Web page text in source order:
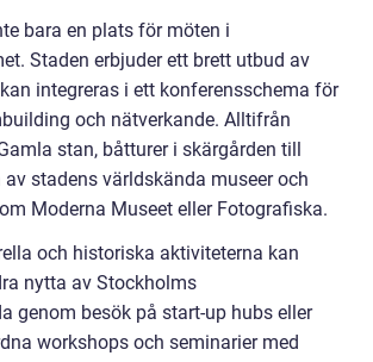
bara en plats för möten i
Staden erbjuder ett brett utbud av
integreras i ett konferensschema för
och nätverkande. Alltifrån
stan, båtturer i skärgården till
av stadens världskända museer och
Moderna Museet eller Fotografiska.
och historiska aktiviteterna kan
nytta av Stockholms
genom besök på start-up hubs eller
workshops och seminarier med